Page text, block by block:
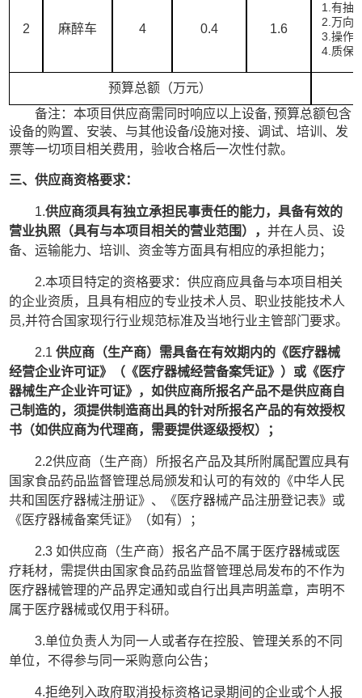
2 麻醉车 4 0.4 1.6
1.有抽
2.万向
3.操作
4.质保
预算总额（万元）
备注：本项目供应商需同时响应以上设备, 预算总额包含
设备的购置、安装、与其他设备/设施对接、调试、培训、发
票等一切项目相关费用，验收合格后一次性付款。
三、供应商资格要求：
1.供应商须具有独立承担民事责任的能力，具备有效的
营业执照（具有与本项目相关的营业范围），并在人员、设
备、运输能力、培训、 资金等方面具有相应的承担能力；
2.本项目特定的资格要求：供应商应具备与本项目相关
的企业资质，且具有相应的专业技术人员、职业技能技术人
员,并符合国家现行行业规范标准及当地行业主管部门要求。
2.1供应商（生产商）需具备在有效期内的《医疗器械
经营企业许可证》（《医疗器械经营备案凭证》）或《医疗
器械生产企业许可证》，如供应商所报名产品不是供应商自
己制造的，须提供制造商出具的针对所报名产品的有效授权
书（如供应商为代理商，需要提供逐级授权）；
2.2供应商（生产商）所报名产品及其所附属配置应具有
国家食品药品监督管理总局颁发和认可的有效的《中华人民
共和国医疗器械注册证》、《医疗器械产品注册登记表》或
《医疗器械备案凭证》（如有）；
2.3 如供应商（生产商）报名产品不属于医疗器械或医
疗耗材，需提供由国家食品药品监督管理总局发布的不作为
医疗器械管理的产品界定通知或自行出具声明盖章，声明不
属于医疗器械或仅用于科研。
3.单位负责人为同一人或者存在控股、管理关系的不同
单位，不得参与同一采购意向公告；
4.拒绝列入政府取消投标资格记录期间的企业或个人报